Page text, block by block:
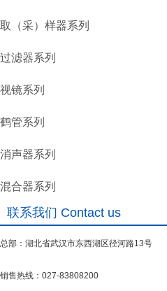
取（采）样器系列
过滤器系列
视镜系列
鹤管系列
消声器系列
混合器系列
联系我们 Contact us
总部：湖北省武汉市东西湖区径河路13号
销售热线：027-83808200